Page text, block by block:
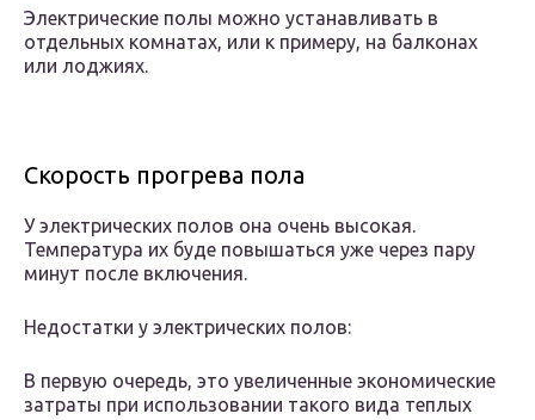
Электрические полы можно устанавливать в
отдельных комнатах, или к примеру, на балконах
или лоджиях.
Скорость прогрева пола
У электрических полов она очень высокая.
Температура их буде повышаться уже через пару
минут после включения.
Недостатки у электрических полов:
В первую очередь, это увеличенные экономические
затраты при использовании такого вида теплых